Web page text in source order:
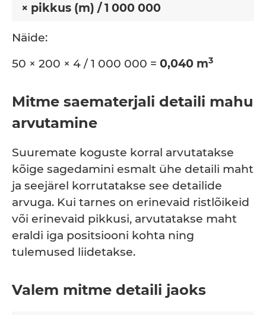
× pikkus (m) / 1 000 000
Näide:
50 × 200 × 4 / 1 000 000 = 0,040 m3
Mitme saematerjali detaili mahu
arvutamine
Suuremate koguste korral arvutatakse
kõige sagedamini esmalt ühe detaili maht
ja seejärel korrutatakse see detailide
arvuga. Kui tarnes on erinevaid ristlõikeid
või erinevaid pikkusi, arvutatakse maht
eraldi iga positsiooni kohta ning
tulemused liidetakse.
Valem mitme detaili jaoks